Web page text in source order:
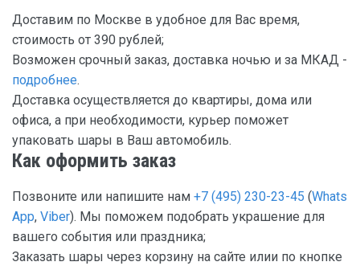
Доставим по Москве в удобное для Вас время,
стоимость от 390 рублей;
Возможен срочный заказ, доставка ночью и за МКАД -
подробнее.
Доставка осуществляется до квартиры, дома или
офиса, а при необходимости, курьер поможет
упаковать шары в Ваш автомобиль.
Как оформить заказ
Позвоните или напишите нам +7 (495) 230-23-45 (Whats
App, Viber). Мы поможем подобрать украшение для
вашего события или праздника;
Заказать шары через корзину на сайте илии по кнопке